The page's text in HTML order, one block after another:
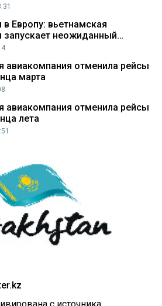
Европу: вьетнамская
запускает неожиданный
авиакомпания отменила рейсы
марта
авиакомпания отменила рейсы
лета
с источника